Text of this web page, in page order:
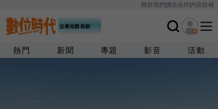
關於我們廣告合作內容授權
熱門 新聞 專題 影音 活動